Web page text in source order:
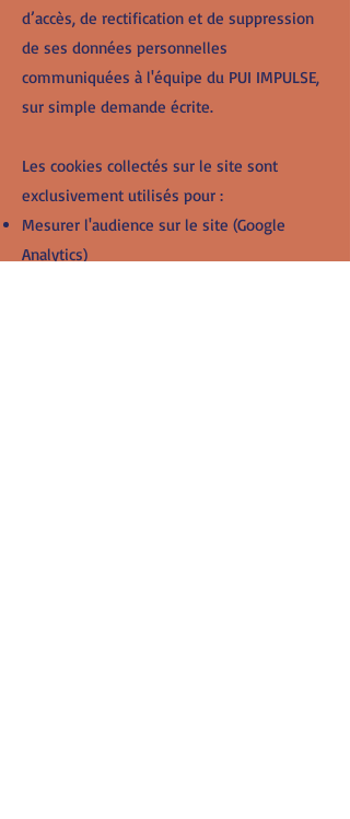
d’accès, de rectification et de suppression
de ses données personnelles
communiquées à l'équipe du PUI IMPULSE,
sur simple demande écrite.
Les cookies collectés sur le site sont
exclusivement utilisés pour :
Mesurer l'audience sur le site (Google
Analytics)